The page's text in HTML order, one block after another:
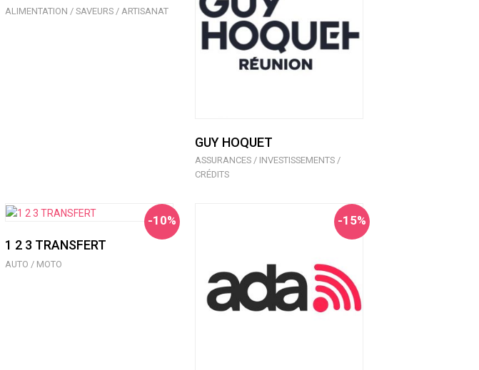
ALIMENTATION / SAVEURS / ARTISANAT
GUY HOQUET
ASSURANCES / INVESTISSEMENTS /
CRÉDITS
-10%
1 2 3 TRANSFERT
AUTO / MOTO
-15%